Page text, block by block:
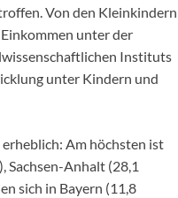
Von den Kleinkindern
unter der
Instituts
unter Kindern und
Am höchsten ist
Sachsen-Anhalt (28,1
sich in Bayern (11,8